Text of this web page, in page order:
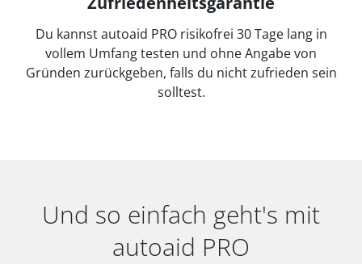
Du kannst autoaid PRO risikofrei 30 Tage lang in
vollem Umfang testen und ohne Angabe von
Gründen zurückgeben, falls du nicht zufrieden sein
solltest.
Und so einfach geht's mit
autoaid PRO